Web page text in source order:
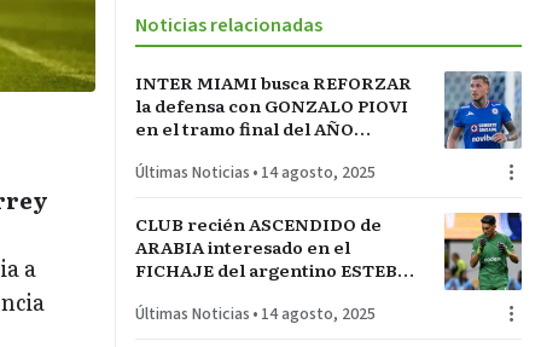
a
Noticias relacionadas
INTER MIAMI busca REFORZAR
la defensa con GONZALO PIOVI
en el tramo final del AÑO
Últimas Noticias • 14 agosto, 2025
CLUB recién ASCENDIDO de
ARABIA interesado en el
FICHAJE del argentino ESTEBAN
MONTERREY
Últimas Noticias • 14 agosto, 2025